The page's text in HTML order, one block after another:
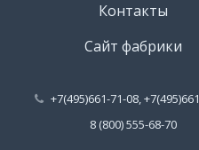
Контакты
Сайт фабрики
+7(495)661-71-08,
8 (800) 555-68-70